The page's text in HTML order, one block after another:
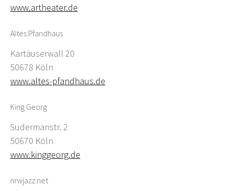
www.artheater.de
Altes Pfandhaus
Kartäuserwall 20
50678 Köln
www.altes-pfandhaus.de
King Georg
Sudermanstr. 2
50670 Köln
www.kinggeorg.de
nrwjazz.net